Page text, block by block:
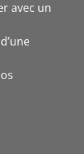
avec un